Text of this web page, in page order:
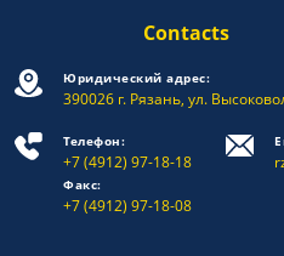
Contacts
Юридический адрес:
390026 г. Рязань, ул.
Телефон:
+7 (4912) 97-18-18
Факс:
+7 (4912) 97-18-08